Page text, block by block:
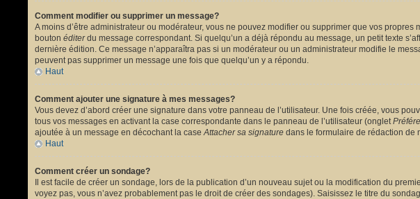
Comment modifier ou supprimer un message?
A moins d’être administrateur ou modérateur, vous ne pouvez modifier ou supprimer que vos
bouton éditerdu message correspondant. Si quelqu’un a déjà répondu au message, un petit texte
dernière édition. Ce message n’apparaîtra pas si un modérateur ou un administrateur modifie le
peuvent pas supprimer un message une fois que quelqu’un y a répondu.
Haut
Comment ajouter une signature à mes messages?
Vous devez d’abord créer une signature dans votre panneau de l’utilisateur. Une fois créée, vous
tous vos messages en activant la case correspondante dans le panneau de l’utilisateur (onglet
ajoutée à un message en décochant la caseAttacher sa signature dans le formulaire de rédaction de
Haut
Comment créer un sondage?
Il est facile de créer un sondage, lors de la publication d’un nouveau sujet ou la modification du
voyez pas, vous n’avez probablement pas le droit de créer des sondages). Saisissez le titre du